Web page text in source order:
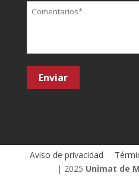
Aviso de privacidad
| 2025 Unimat de